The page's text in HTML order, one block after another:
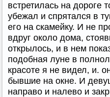
встретилась на дороге
убежал и спрятался в
его на скамейку. И не
вдруг около дома,
открылось, и в нем
подобная луне в
красоте я не видел, и.
бывшие на окне. И
направо и налево и